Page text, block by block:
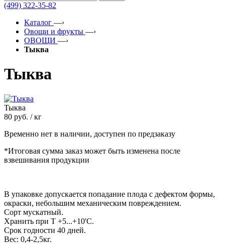
(499) 322-35-82
Каталог —›
Овощи и фрукты —›
ОВОЩИ —›
Тыква
Тыква
Тыква
80 руб. / кг
Временно нет в наличии, доступен по предзаказу
*Итоговая сумма заказ может быть изменена после
взвешивания продукции
В упаковке допускается попадание плода с дефектом формы,
окраски, небольшим механическим повреждением.
Сорт мускатный.
Хранить при Т +5...+10'C.
Срок годности 40 дней.
Вес: 0,4-2,5кг.